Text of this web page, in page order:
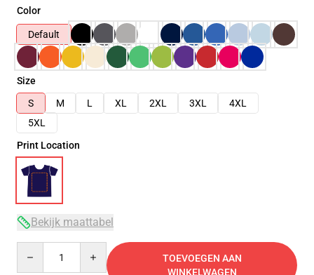
Color
Default
Size
S
M L XL 2XL 3XL
4XL
5XL
Print Location
Bekijk maattabel
TOEVOEGEN AAN
WINKELWAGEN